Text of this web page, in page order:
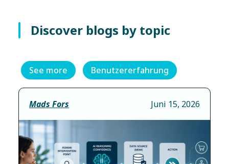
Discover blogs by topic
See more Benutzererfahrung
Mads Fors Juni 15, 2026